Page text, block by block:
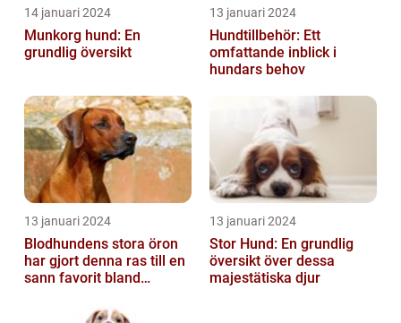
14 januari 2024
Munkorg hund: En
grundlig översikt
13 januari 2024
Hundtillbehör: Ett
omfattande inblick i
hundars behov
13 januari 2024
Blodhundens stora öron
har gjort denna ras till en
sann favorit bland
13 januari 2024
Stor Hund: En grundlig
översikt över dessa
majestätiska djur